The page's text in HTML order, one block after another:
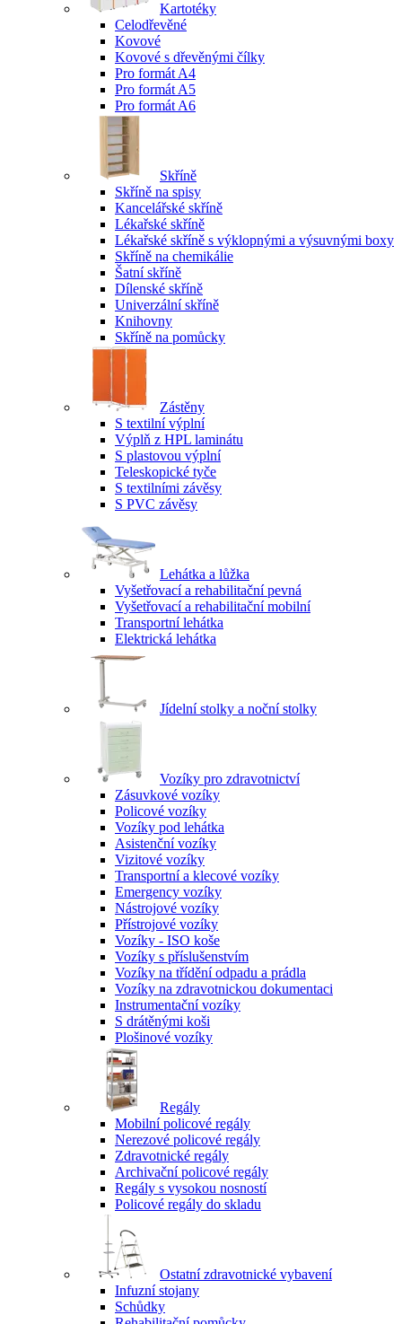
Kartotéky
Celodřevěné
Kovové
Kovové s dřevěnými čílky
Pro formát A4
Pro formát A5
Pro formát A6
Skříně
Skříně na spisy
Kancelářské skříně
Lékařské skříně
Lékařské skříně s výklopnými a výsuvnými boxy
Skříně na chemikálie
Šatní skříně
Dílenské skříně
Univerzální skříně
Knihovny
Skříně na pomůcky
Zástěny
S textilní výplní
Výplň z HPL laminátu
S plastovou výplní
Teleskopické tyče
S textilními závěsy
S PVC závěsy
Lehátka a lůžka
Vyšetřovací a rehabilitační pevná
Vyšetřovací a rehabilitační mobilní
Transportní lehátka
Elektrická lehátka
Jídelní stolky a noční stolky
Vozíky pro zdravotnictví
Zásuvkové vozíky
Policové vozíky
Vozíky pod lehátka
Asistenční vozíky
Vizitové vozíky
Transportní a klecové vozíky
Emergency vozíky
Nástrojové vozíky
Přístrojové vozíky
Vozíky - ISO koše
Vozíky s příslušenstvím
Vozíky na třídění odpadu a prádla
Vozíky na zdravotnickou dokumentaci
Instrumentační vozíky
S drátěnými koši
Plošinové vozíky
Regály
Mobilní policové regály
Nerezové policové regály
Zdravotnické regály
Archivační policové regály
Regály s vysokou nosností
Policové regály do skladu
Ostatní zdravotnické vybavení
Infuzní stojany
Schůdky